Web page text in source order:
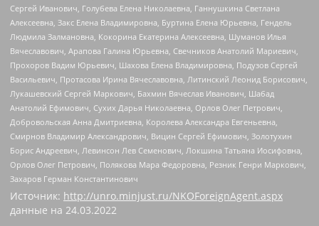
Сергей Иванович, Голубева Елена Николаевна, Ганнушкина Светлана
Алексеевна, Закс Елена Владимировна, Буртина Елена Юрьевна, Гендель
Людмила Залмановна, Кокорина Екатерина Алексеевна, Шуманов Илья
Вячеславович, Арапова Галина Юрьевна, Свечников Анатолий Мариевич,
Прохоров Вадим Юрьевич, Шахова Елена Владимировна, Подузов Сергей
Васильевич, Протасова Ирина Вячеславовна, Литинский Леонид Борисович,
Лукашевский Сергей Маркович, Бахмин Вячеслав Иванович, Шабад
Анатолий Ефимович, Сухих Дарья Николаевна, Орлов Олег Петрович,
Добровольская Анна Дмитриевна, Королева Александра Евгеньевна,
Смирнов Владимир Александрович, Вицин Сергей Ефимович, Золотухин
Борис Андреевич, Левинсон Лев Семенович, Локшина Татьяна Иосифовна,
Орлов Олег Петрович, Полякова Мара Федоровна, Резник Генри Маркович,
Захаров Герман Константинович
Источник: http://unro.minjust.ru/NKOForeignAgent.aspx
данные на 24.03.2022